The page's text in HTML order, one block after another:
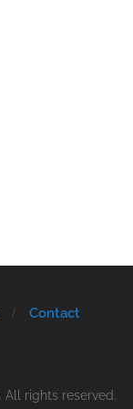
Contact
. All rights reserved.